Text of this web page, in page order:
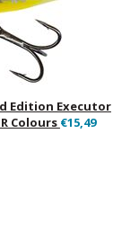
Edition Executor
Colours €15,49